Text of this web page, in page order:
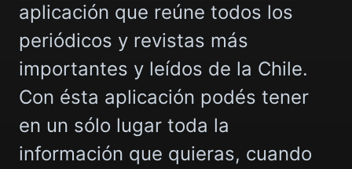
aplicación que reúne todos los
periódicos y revistas más
importantes y leídos de la Chile.
Con ésta aplicación podés tener
en un sólo lugar toda la
información que quieras, cuando